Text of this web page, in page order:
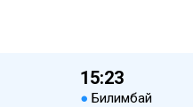
15:23
● Билимбай